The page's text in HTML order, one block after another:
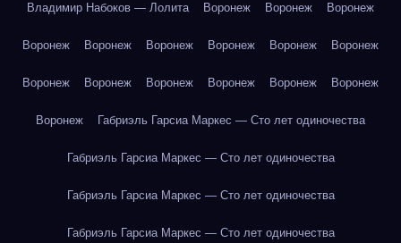
Владимир Набоков — Лолита Воронеж Воронеж Воронеж
Воронеж Воронеж Воронеж Воронеж Воронеж Воронеж
Воронеж Воронеж Воронеж Воронеж Воронеж Воронеж
Воронеж Габриэль Гарсиа Маркес — Сто лет одиночества
Габриэль Гарсиа Маркес — Сто лет одиночества
Габриэль Гарсиа Маркес — Сто лет одиночества
Габриэль Гарсиа Маркес — Сто лет одиночества